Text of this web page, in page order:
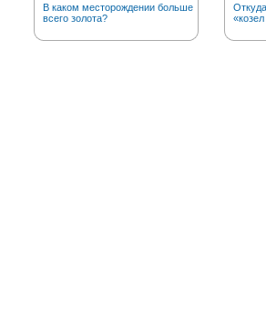
В каком месторождении больше
всего золота?